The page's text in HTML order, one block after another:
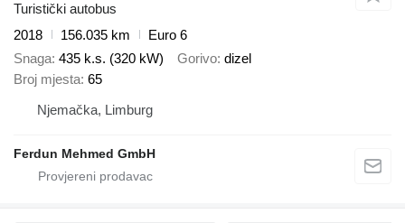
Turistički autobus
2018
156.035 km
Euro 6
Snaga 435 k.s. (320 kW) Gorivo dizel
Broj mjesta 65
Njemačka, Limburg
Ferdun Mehmed GmbH